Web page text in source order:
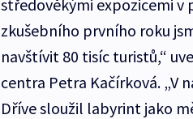
středověkými expozicemi
zkušebního prvního roku
navštívit 80 tisíc turistů,“
centra Petra Kačírková. „V
Dříve sloužil labyrint jako